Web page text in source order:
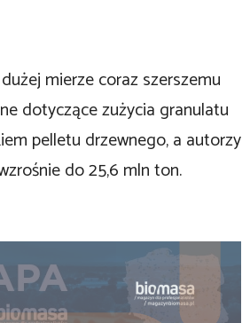
mierze coraz szerszemu
dotyczące zużycia granulatu
pelletu drzewnego, a autorzy
do 25,6 mln ton.